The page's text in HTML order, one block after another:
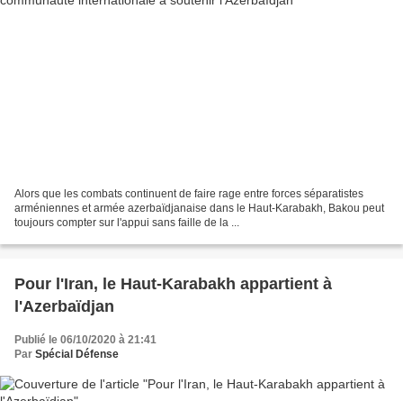
Alors que les combats continuent de faire rage entre forces séparatistes
arméniennes et armée azerbaïdjanaise dans le Haut-Karabakh, Bakou peut
toujours compter sur l'appui sans faille de la ...
Pour l'Iran, le Haut-Karabakh appartient à
l'Azerbaïdjan
Publié le 06/10/2020 à 21:41
Par Spécial Défense